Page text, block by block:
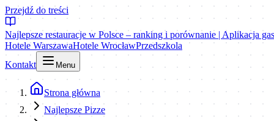
Przejdź do treści
Najlepsze restauracje w Polsce – ranking i porównanie | Aplikacja
Hotele WarszawaHotele WrocławPrzedszkola
Kontakt
Menu
Strona główna
Najlepsze Pizze